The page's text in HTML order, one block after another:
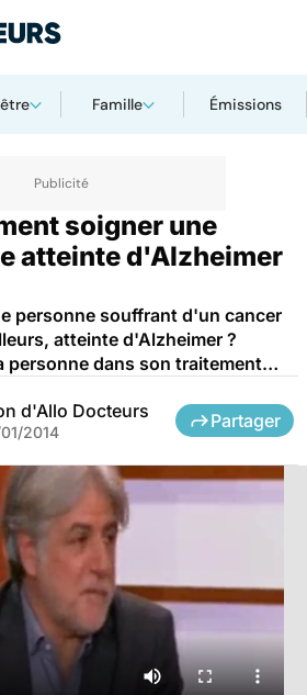
Famille Émissions
Cancer
soigner une
atteinte d'Alzheimer
personne souffrant d'un cancer
atteinte d'Alzheimer ?
personne dans son traitement…
d'Allo Docteurs
2014
Partager